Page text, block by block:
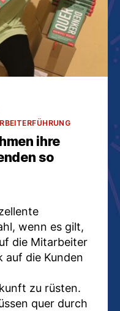
ihre
so
wenn es gilt,
die Mitarbeiter
auf die Kunden
zu rüsten.
quer durch